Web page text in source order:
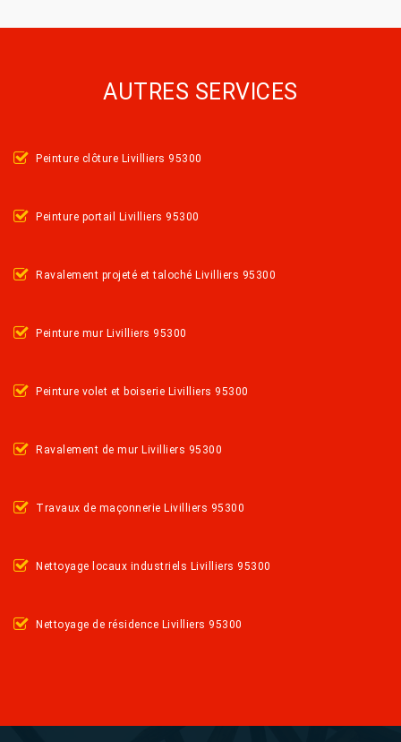
AUTRES SERVICES
Peinture clôture Livilliers 95300
Peinture portail Livilliers 95300
Ravalement projeté et taloché Livilliers 95300
Peinture mur Livilliers 95300
Peinture volet et boiserie Livilliers 95300
Ravalement de mur Livilliers 95300
Travaux de maçonnerie Livilliers 95300
Nettoyage locaux industriels Livilliers 95300
Nettoyage de résidence Livilliers 95300